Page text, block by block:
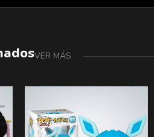
VER MÁS